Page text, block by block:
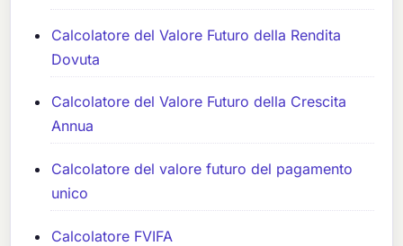
Calcolatore del Valore Futuro della Rendita
Dovuta
Calcolatore del Valore Futuro della Crescita
Annua
Calcolatore del valore futuro del pagamento
unico
Calcolatore FVIFA